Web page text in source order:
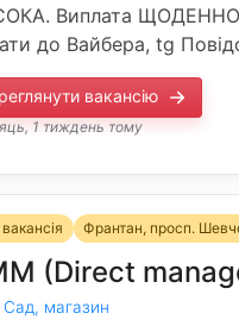
Виплата ЩОДЕННО.
до Вайбера, tg
вакансію
1 тиждень тому
Франтан, просп.
(Direct
магазин